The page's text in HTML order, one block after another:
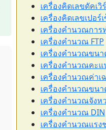
เครื่องคิดเลขดัคเวิ
เครื่องคิดเลขเปอ
เครื่องคำนวณกา
เครื่องคำนวณ FTP
เครื่องคำนวณขนา
เครื่องคำนวณคะ
เครื่องคำนวณค่าเ
เครื่องคำนวณขนา
เครื่องคำนวณจังห
เครื่องคำนวณ DIN
เครื่องคำนวณแรง